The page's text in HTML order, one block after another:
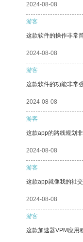
2024-08-08
游客
这款软件的操作非常
2024-08-08
游客
这款软件的功能非常
2024-08-08
游客
这款app的路线规划
2024-08-08
游客
这款app就像我的社
2024-08-08
游客
这款加速器VPM应用